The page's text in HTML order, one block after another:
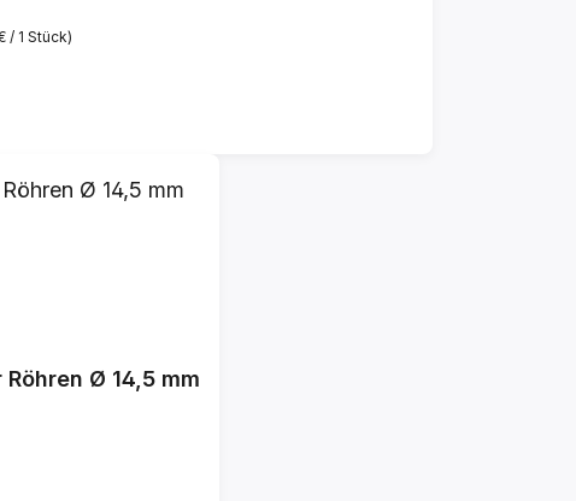
/ 1 Stück)
Ø 14,5 mm